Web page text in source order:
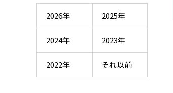
2026年 2025年
2024年 2023年
2022年 それ以前